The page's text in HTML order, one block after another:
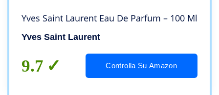
Yves Saint Laurent Eau De Parfum – 100 Ml
Yves Saint Laurent
9.7 Controlla Su Amazon